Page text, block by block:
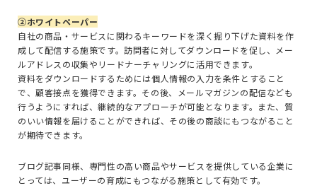
②ホワイトペーパー
自社の商品・サービスに関わるキーワードを深く掘り下げた資料を作
成して配信する施策です。訪問者に対してダウンロードを促し、メー
ルアドレスの収集やリードナーチャリングに活用できます。
資料をダウンロードするためには個人情報の入力を条件とすること
で、顧客接点を獲得できます。その後、メールマガジンの配信なども
行うようにすれば、継続的なアプローチが可能となります。また、質
のいい情報を届けることができれば、その後の商談にもつながること
が期待できます。
ブログ記事同様、専門性の高い商品やサービスを提供している企業に
とっては、ユーザーの育成にもつながる施策として有効です。